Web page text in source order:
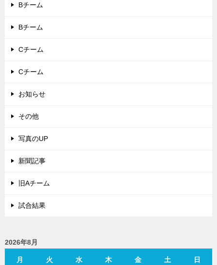
Bチーム
Bチーム
Cチーム
Cチーム
お知らせ
その他
写真のUP
新聞記事
旧Aチーム
試合結果
2026年8月
月 火 水 木 金 土 日